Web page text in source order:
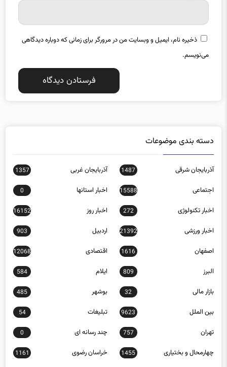
ایمیل
ذخیره نام، ایمیل و وبسایت من در مرورگر برای زمانی که دوباره دیدگاهی
دسته بندی موضوعات
آذربایجان شرقی 1487 آذربایجان غربی 1357
اجتماعی 15588 اخبار استانها 0
اخبار تکنولوژی 272 اخبار روز 16152
اخبار ورزشی 21392 اردبیل 903
اصفهان 1616 اقتصادی 12068
البرز 809 ایلام 584
بازار مالی 32 بوشهر 485
بین الملل 9623 تبلیغات 54
تهران 757 چند رسانه ای 0